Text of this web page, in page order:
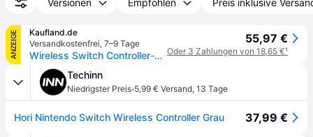
Versionen Empfohlen Preis inklusive
ANZEIGE
Kaufland.de
Versandkostenfrei, 7–9 Tage
Wireless Switch Controller-grau (inkl.USB-C Kabel)
55,97 €
Oder 3 Zahlungen von 18,65 €¹
Techinn
Niedrigster Preis·5,99 € Versand, 13 Tage
Hori Nintendo Switch Wireless Controller Grau 37,99 €